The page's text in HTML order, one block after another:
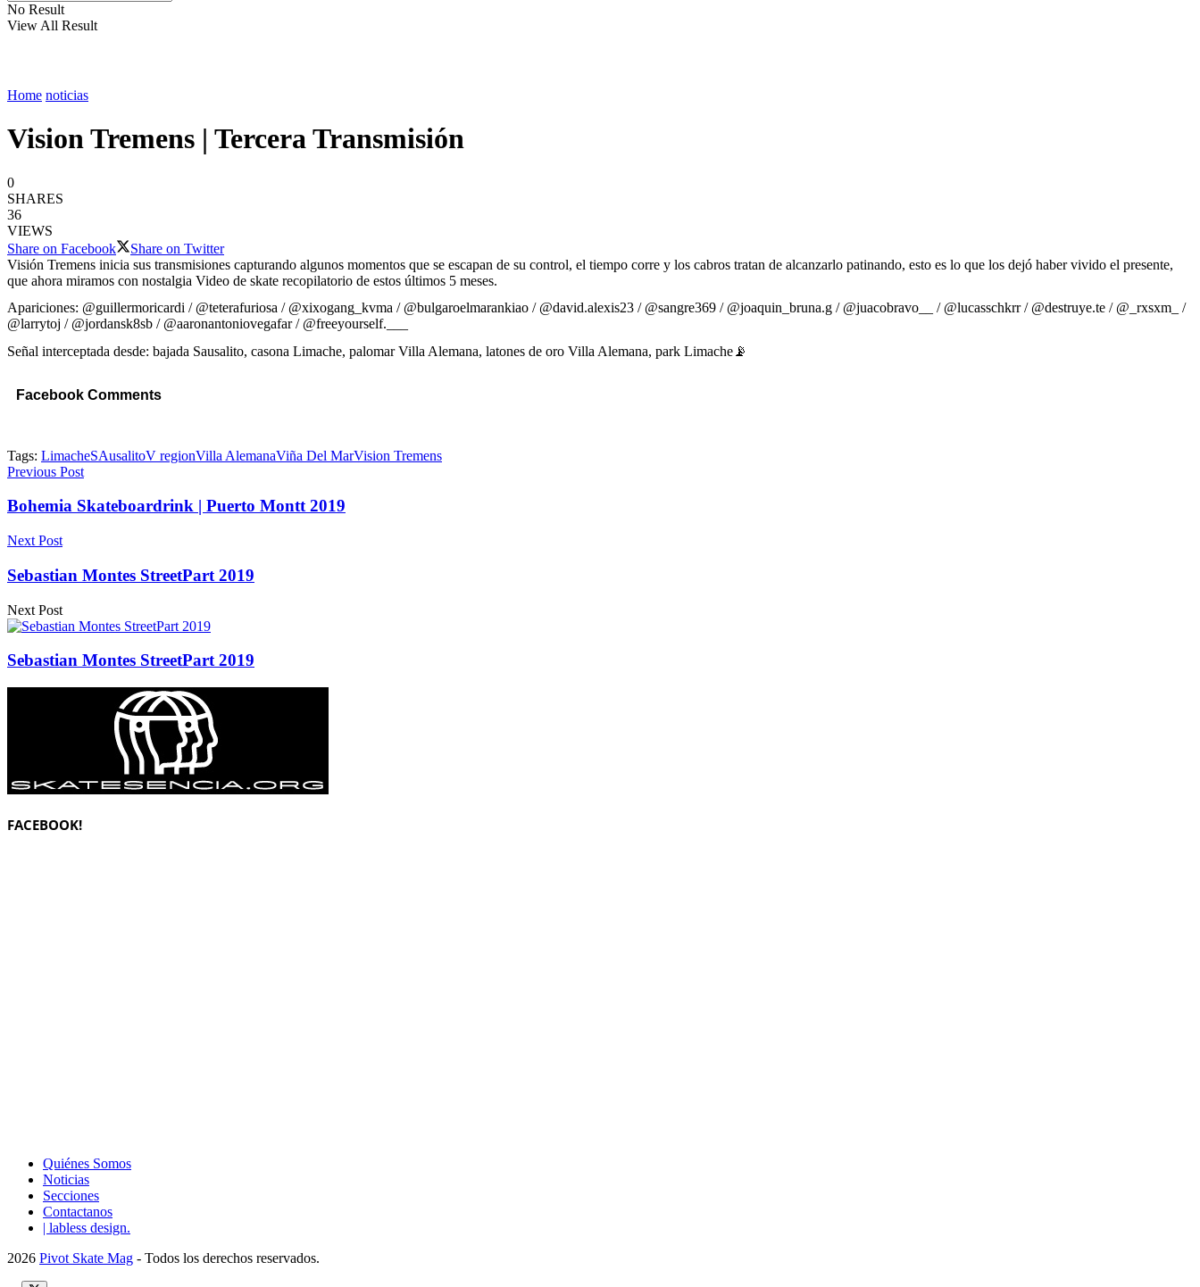
No Result
View All Result
Home noticias
Vision Tremens | Tercera Transmisión
0
SHARES
36
VIEWS
Share on Facebook
Share on Twitter
Visión Tremens inicia sus transmisiones capturando algunos momentos que se escapan de su control, el tiempo corre y los cabros tratan de alcanzarlo patinando, esto es lo que los dejó haber vivido el presente,
que ahora miramos con nostalgia Video de skate recopilatorio de estos últimos 5 meses.
Apariciones: @guillermoricardi / @teterafuriosa / @xixogang_kvma / @bulgaroelmarankiao / @david.alexis23 / @sangre369 / @joaquin_bruna.g / @juacobravo__ / @lucasschkrr / @destruye.te / @_rxsxm_ /
@larrytoj / @jordansk8sb / @aaronantoniovegafar / @freeyourself.___
Señal interceptada desde: bajada Sausalito, casona Limache, palomar Villa Alemana, latones de oro Villa Alemana, park Limache📡
Facebook Comments
Tags: LimacheSAusalitoV regionVilla AlemanaViña Del MarVision Tremens
Previous Post
Bohemia Skateboardrink | Puerto Montt 2019
Next Post
Sebastian Montes StreetPart 2019
Next Post
Sebastian Montes StreetPart 2019
FACEBOOK!
Quiénes Somos
Noticias
Secciones
Contactanos
| labless design.
2026 Pivot Skate Mag - Todos los derechos reservados.